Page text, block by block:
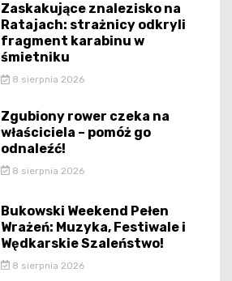
Zaskakujące znalezisko na
Ratajach: strażnicy odkryli
fragment karabinu w
śmietniku
8 sierpnia 2026
Zgubiony rower czeka na
właściciela – pomóż go
odnaleźć!
8 sierpnia 2026
Bukowski Weekend Pełen
Wrażeń: Muzyka, Festiwale i
Wędkarskie Szaleństwo!
8 sierpnia 2026